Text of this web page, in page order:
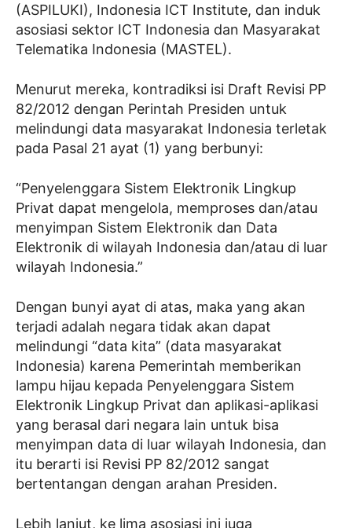
(ASPILUKI), Indonesia ICT Institute, dan induk
asosiasi sektor ICT Indonesia dan Masyarakat
Telematika Indonesia (MASTEL).
Menurut mereka, kontradiksi isi Draft Revisi PP
82/2012 dengan Perintah Presiden untuk
melindungi data masyarakat Indonesia terletak
pada Pasal 21 ayat (1) yang berbunyi:
“Penyelenggara Sistem Elektronik Lingkup
Privat dapat mengelola, memproses dan/atau
menyimpan Sistem Elektronik dan Data
Elektronik di wilayah Indonesia dan/atau di luar
wilayah Indonesia.”
Dengan bunyi ayat di atas, maka yang akan
terjadi adalah negara tidak akan dapat
melindungi “data kita” (data masyarakat
Indonesia) karena Pemerintah memberikan
lampu hijau kepada Penyelenggara Sistem
Elektronik Lingkup Privat dan aplikasi-aplikasi
yang berasal dari negara lain untuk bisa
menyimpan data di luar wilayah Indonesia, dan
itu berarti isi Revisi PP 82/2012 sangat
bertentangan dengan arahan Presiden.
Lebih lanjut, ke lima asosiasi ini juga